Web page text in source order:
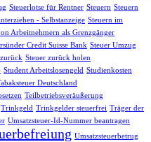
Steuerlotse für Rentner Steuern Steuern
- Selbstanzeige Steuern im
Arbeitnehmern als Grenzgänger
Credit Suisse Bank Steuer Umzug
Steuer zurück holen
Student Arbeitslosengeld Studienkosten
Deutschland
Teilbetriebsveräußerung
Trinkgeld Trinkgelder steuerfrei Träger der
Umsatzsteuer-Id-Nummer beantragen
Umsatzsteuerbetrug